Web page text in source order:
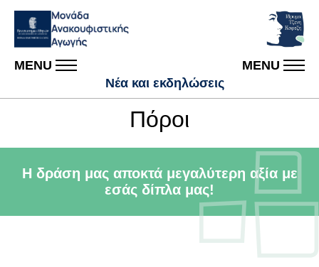
MENU
Νέα και εκδηλώσεις
MENU
Πόροι
H δράση μας αποκτά μεγαλύτερη αξία με
εσάς δίπλα μας!